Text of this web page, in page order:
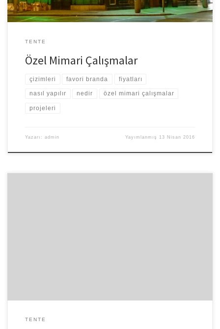
TENTE
Özel Mimari Çalışmalar
çizimleri favori branda fiyatları
nasıl yapılır nedir özel mimari çalışmalar
projeleri
Yazarı: admin Yayımlanmış 13 Nisan 2016
TENTE